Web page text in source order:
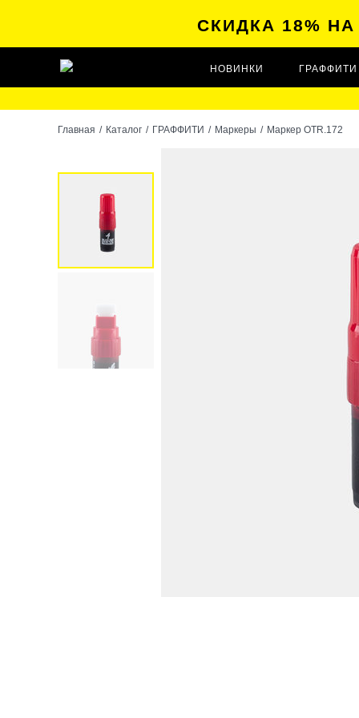
СКИДКА 18%
НОВИНКИ ГРАФФИТИ
Главная / Каталог / ГРАФФИТИ / Маркеры / Маркер OTR.172